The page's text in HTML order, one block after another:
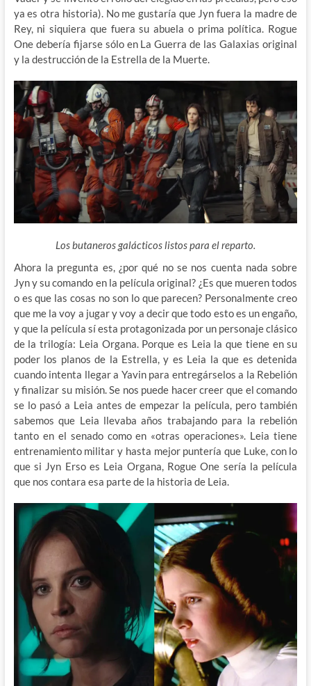
ya es otra historia). No me gustaría que Jyn fuera la madre de
Rey, ni siquiera que fuera su abuela o prima política. Rogue
One debería fijarse sólo en La Guerra de las Galaxias original
y la destrucción de la Estrella de la Muerte.
Los butaneros galácticos listos para el reparto.
Ahora la pregunta es, ¿por qué no se nos cuenta nada sobre
Jyn y su comando en la película original? ¿Es que mueren todos
o es que las cosas no son lo que parecen? Personalmente creo
que me la voy a jugar y voy a decir que todo esto es un engaño,
y que la película sí esta protagonizada por un personaje clásico
de la trilogía: Leia Organa. Porque es Leia la que tiene en su
poder los planos de la Estrella, y es Leia la que es detenida
cuando intenta llegar a Yavin para entregárselos a la Rebelión
y finalizar su misión. Se nos puede hacer creer que el comando
se lo pasó a Leia antes de empezar la película, pero también
sabemos que Leia llevaba años trabajando para la rebelión
tanto en el senado como en «otras operaciones». Leia tiene
entrenamiento militar y hasta mejor puntería que Luke, con lo
que si Jyn Erso es Leia Organa, Rogue One sería la película
que nos contara esa parte de la historia de Leia.